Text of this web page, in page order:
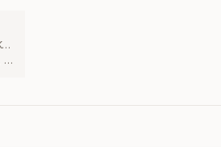
Praxis für ganzheitliche Körperarbeit
Allgemeine Osteopathie, Kinderosteopathie